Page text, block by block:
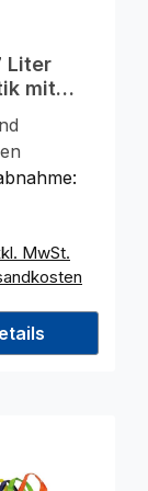
Liter
mit
MwSt.